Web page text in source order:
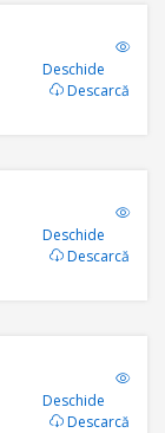
Deschide
Descarcă
Deschide
Descarcă
Deschide
Descarcă